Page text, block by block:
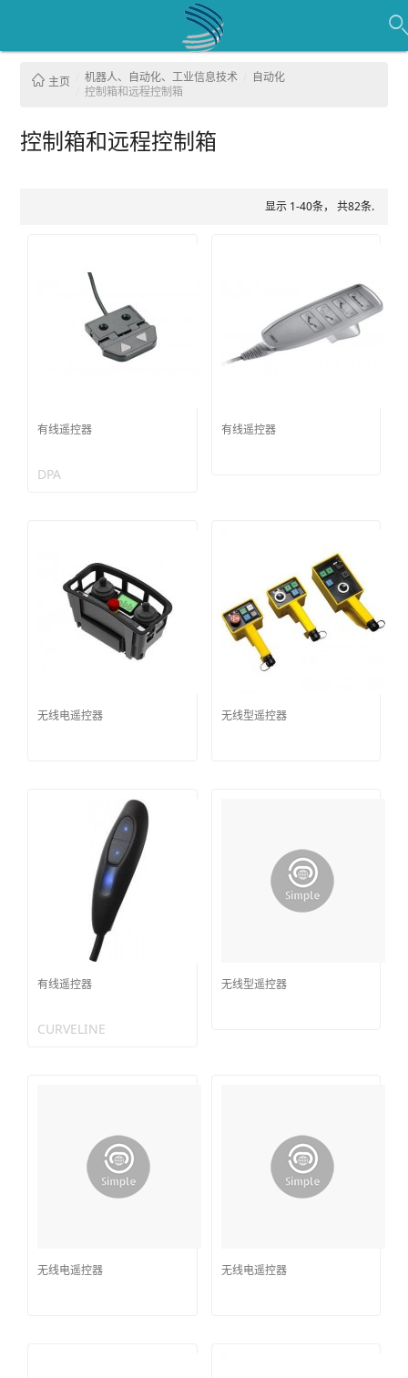
主页 机器人、自动化、工业信息技术
自动化
控制箱和远程控制箱
控制箱和远程控制箱
显示 1-40条， 共82条.
有线遥控器
DPA
有线遥控器
无线电遥控器 无线型遥控器
有线遥控器
CURVELINE
无线型遥控器
无线电遥控器 无线电遥控器